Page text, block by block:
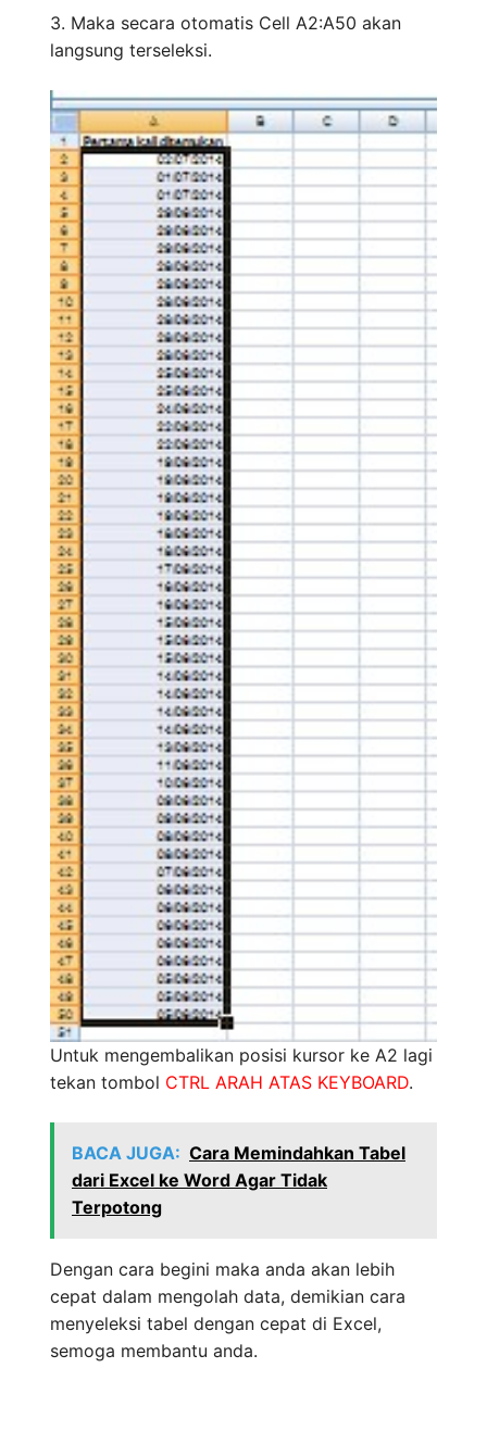
3. Maka secara otomatis Cell A2:A50 akan
langsung terseleksi.
Untuk mengembalikan posisi kursor ke A2 lagi
tekan tombol CTRL ARAH ATAS KEYBOARD.
BACA JUGA: Cara Memindahkan Tabel
dari Excel ke Word Agar Tidak
Terpotong
Dengan cara begini maka anda akan lebih
cepat dalam mengolah data, demikian cara
menyeleksi tabel dengan cepat di Excel,
semoga membantu anda.